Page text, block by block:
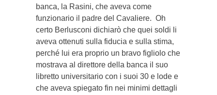
banca, la Rasini, che aveva come
funzionario il padre del Cavaliere. Oh
certo Berlusconi dichiarò che quei soldi li
aveva ottenuti sulla fiducia e sulla stima,
perché lui era proprio un bravo figliolo che
mostrava al direttore della banca il suo
libretto universitario con i suoi 30 e lode e
che aveva spiegato fin nei minimi dettagli